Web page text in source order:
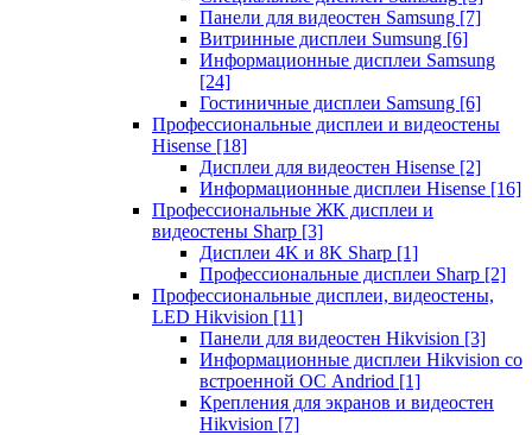
Панели для видеостен Samsung [7]
Витринные дисплеи Sumsung [6]
Информационные дисплеи Samsung
[24]
Гостиничные дисплеи Samsung [6]
Профессиональные дисплеи и видеостены
Hisense [18]
Дисплеи для видеостен Hisense [2]
Информационные дисплеи Hisense [16]
Профессиональные ЖК дисплеи и
видеостены Sharp [3]
Дисплеи 4K и 8K Sharp [1]
Профессиональные дисплеи Sharp [2]
Профессиональные дисплеи, видеостены,
LED Hikvision [11]
Панели для видеостен Hikvision [3]
Информационные дисплеи Hikvision со
встроенной ОС Andriod [1]
Крепления для экранов и видеостен
Hikvision [7]